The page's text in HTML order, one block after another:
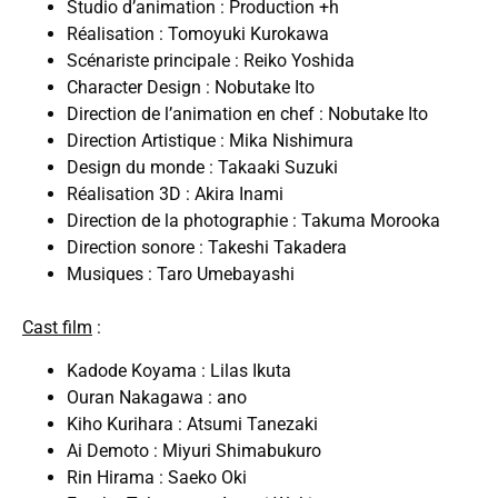
Studio d’animation : Production +h
Réalisation : Tomoyuki Kurokawa
Scénariste principale : Reiko Yoshida
Character Design : Nobutake Ito
Direction de l’animation en chef : Nobutake Ito
Direction Artistique : Mika Nishimura
Design du monde : Takaaki Suzuki
Réalisation 3D : Akira Inami
Direction de la photographie : Takuma Morooka
Direction sonore : Takeshi Takadera
Musiques : Taro Umebayashi
Cast film :
Kadode Koyama : Lilas Ikuta
Ouran Nakagawa : ano
Kiho Kurihara : Atsumi Tanezaki
Ai Demoto : Miyuri Shimabukuro
Rin Hirama : Saeko Oki